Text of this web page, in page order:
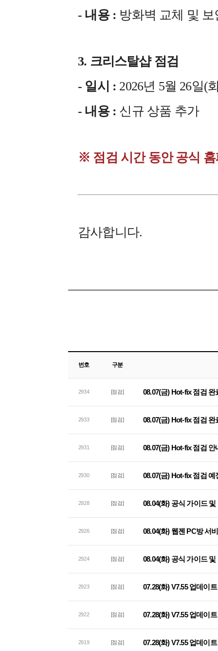
- 내용 : 방화벽 교체 및
3. 크리스탈샵 점검
- 일시 : 2026년 5월 26일(
- 내용 : 신규 상품 추가
※ 점검 시간 동안 공식
감사합니다.
번호 구분
2934 [점검] 08.07(금) Hot-fix 점검 완
2933 [점검] 08.07(금) Hot-fix 점검
2931 [점검] 08.07(금) Hot-fix 점검 안
2930 [점검] 08.07(금) Hot-fix 점검 예
2928 [점검] 08.04(화) 공식 가이드
2926 [점검] 08.04(화) 웹젠 PC방 서
2924 [점검] 08.04(화) 공식 가이드
2923 [점검] 07.28(화) V7.55 업데이
2922 [점검] 07.28(화) V7.55 업데이
2919 [점검] 07.28(화) V7.55 업데이